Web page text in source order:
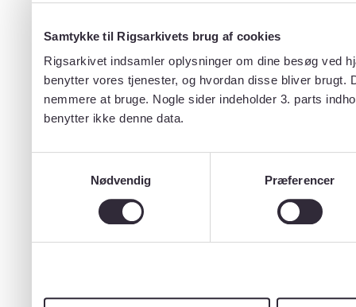
Samtykke til Rigsarkivets brug af cookies
Rigsarkivet indsamler oplysninger om dine besøg ved
benytter vores tjenester, og hvordan disse bliver
nemmere at bruge. Nogle sider indeholder 3. parts
benytter ikke denne data.
Nødvendig
Præferencer